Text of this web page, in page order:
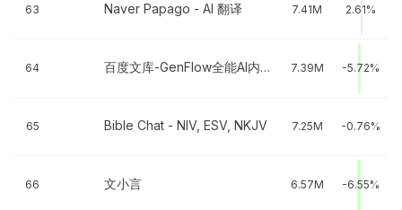
63 Naver Papago - AI 翻译 7.41M 2.61%
64 百度文库-GenFlow全能AI内容获取及创作 7.39M -5.72%
65 Bible Chat - NIV, ESV, NKJV 7.25M -0.76%
66 文小言 6.57M -6.55%